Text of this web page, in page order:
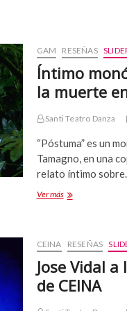
GAM RESEÑAS
Íntimo
la muerte
Santi Teatro Danza
“Póstuma” es un
Tamagno, en una
relato íntimo
Ver másÍntimo
pérdida,
vida
y
la
CEINA RESEÑAS
Jose Vidal
de CEINA